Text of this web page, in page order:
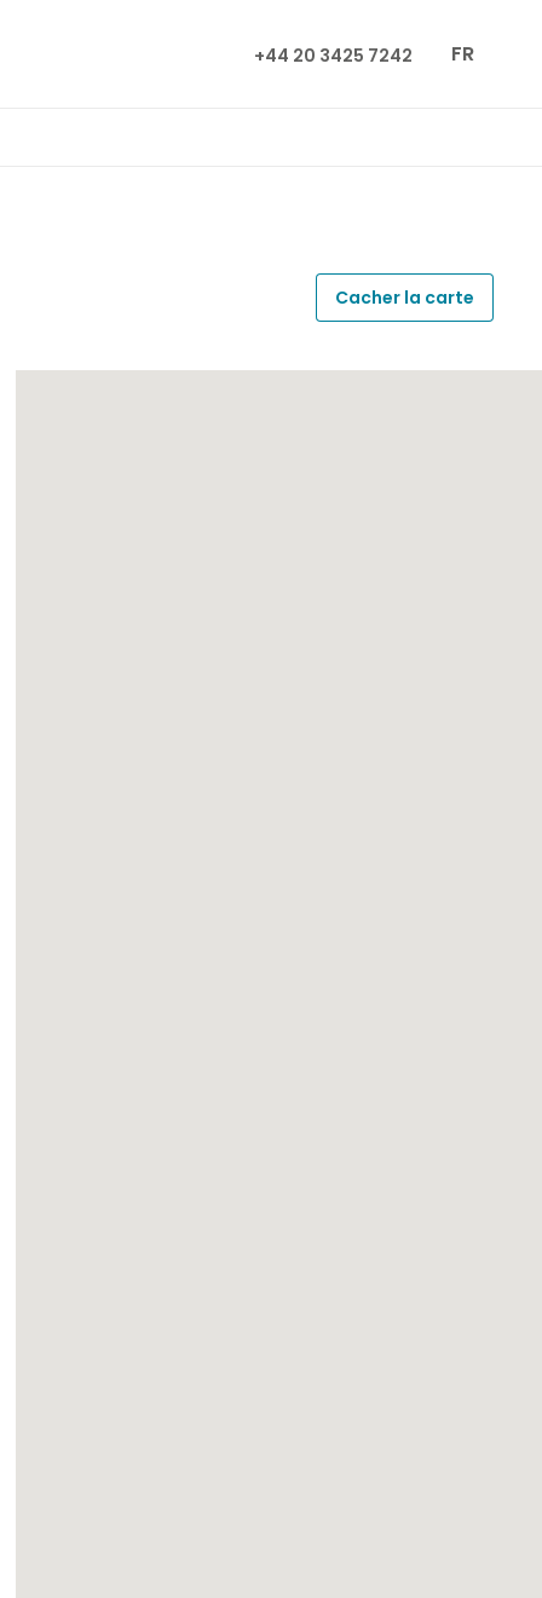
+44 20 3425 7242 FR
Cacher la carte